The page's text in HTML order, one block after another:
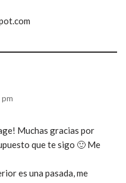
pm
Muchas gracias por
que te sigo 🙂 Me
es una pasada, me